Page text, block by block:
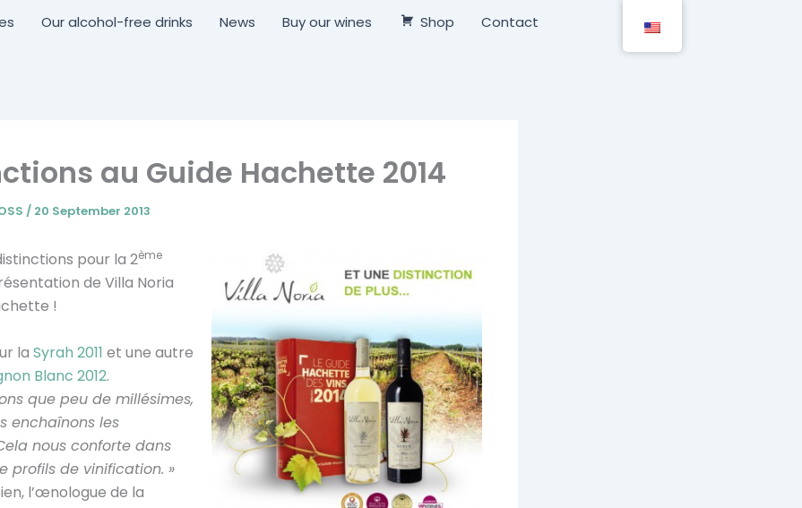
Our alcohol-free drinks News Buy our wines Shop Contact
au Guide Hachette 2014
/ 20 September 2013
pour la 2ème
de Villa Noria
!
la Syrah 2011 et une autre
Blanc 2012.
que peu de millésimes,
enchaînons les
nous conforte dans
profils de vinification. »
l’œnologue de la